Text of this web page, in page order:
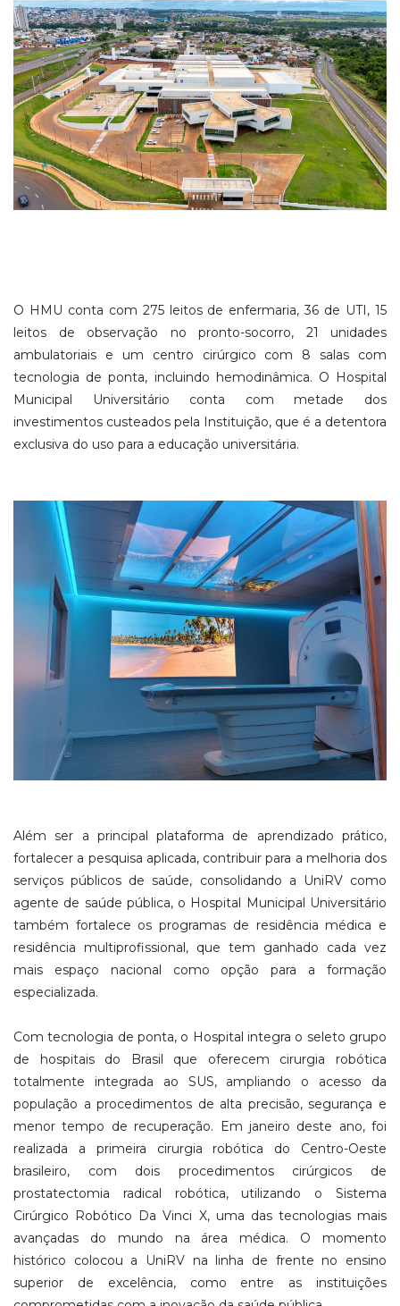
O HMU conta com 275 leitos de enfermaria, 36 de UTI, 15
leitos de observação no pronto-socorro, 21 unidades
ambulatoriais e um centro cirúrgico com 8 salas com
tecnologia de ponta, incluindo hemodinâmica. O Hospital
Municipal Universitário conta com metade dos
investimentos custeados pela Instituição, que é a detentora
exclusiva do uso para a educação universitária.
Além ser a principal plataforma de aprendizado prático,
fortalecer a pesquisa aplicada, contribuir para a melhoria dos
serviços públicos de saúde, consolidando a UniRV como
agente de saúde pública, o Hospital Municipal Universitário
também fortalece os programas de residência médica e
residência multiprofissional, que tem ganhado cada vez
mais espaço nacional como opção para a formação
especializada.
Com tecnologia de ponta, o Hospital integra o seleto grupo
de hospitais do Brasil que oferecem cirurgia robótica
totalmente integrada ao SUS, ampliando o acesso da
população a procedimentos de alta precisão, segurança e
menor tempo de recuperação. Em janeiro deste ano, foi
realizada a primeira cirurgia robótica do Centro-Oeste
brasileiro, com dois procedimentos cirúrgicos de
prostatectomia radical robótica, utilizando o Sistema
Cirúrgico Robótico Da Vinci X, uma das tecnologias mais
avançadas do mundo na área médica. O momento
histórico colocou a UniRV na linha de frente no ensino
superior de excelência, como entre as instituições